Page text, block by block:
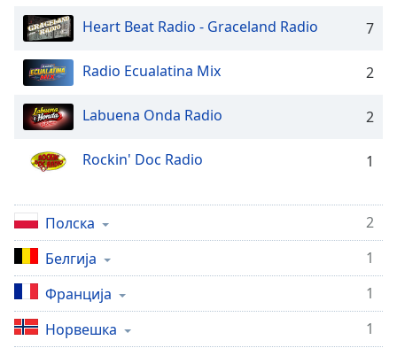
Playback
Rate
Chapters
Chapters
descriptions
off,
selected
Subtitles
subtitles
settings,
Heart Beat Radio - Graceland Radio
7
Radio Ecualatina Mix 2
Labuena Onda Radio 2
Rockin' Doc Radio 1
Полска
2
Белгија
1
Франција
1
Норвешка
1